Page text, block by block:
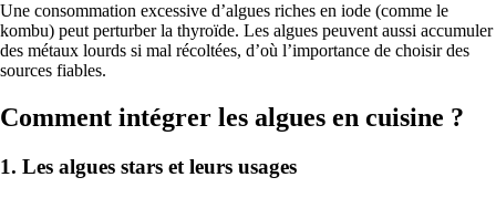
Une consommation excessive d’algues riches en iode (comme le
kombu) peut perturber la thyroïde. Les algues peuvent aussi accumuler
des métaux lourds si mal récoltées, d’où l’importance de choisir des
sources fiables.
Comment intégrer les algues en cuisine ?
1. Les algues stars et leurs usages